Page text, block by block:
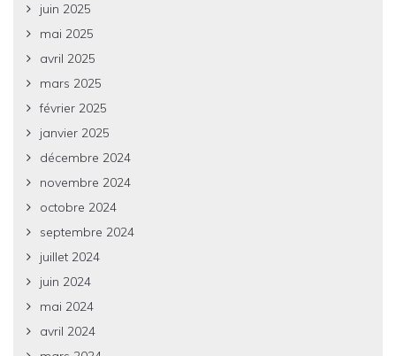
juin 2025
mai 2025
avril 2025
mars 2025
février 2025
janvier 2025
décembre 2024
novembre 2024
octobre 2024
septembre 2024
juillet 2024
juin 2024
mai 2024
avril 2024